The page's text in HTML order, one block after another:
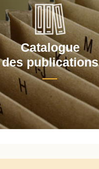
Catalogue
des publications